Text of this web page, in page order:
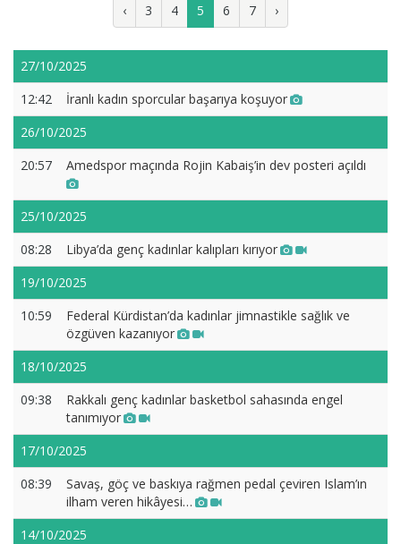
‹ 3 4 5 6 7 ›
27/10/2025
12:42
İranlı kadın sporcular başarıya koşuyor
26/10/2025
20:57
Amedspor maçında Rojin Kabaiş’in dev posteri açıldı
25/10/2025
08:28
Libya’da genç kadınlar kalıpları kırıyor
19/10/2025
10:59
Federal Kürdistan’da kadınlar jimnastikle sağlık ve
özgüven kazanıyor
18/10/2025
09:38
Rakkalı genç kadınlar basketbol sahasında engel
tanımıyor
17/10/2025
08:39
Savaş, göç ve baskıya rağmen pedal çeviren Islam’ın
ilham veren hikâyesi…
14/10/2025